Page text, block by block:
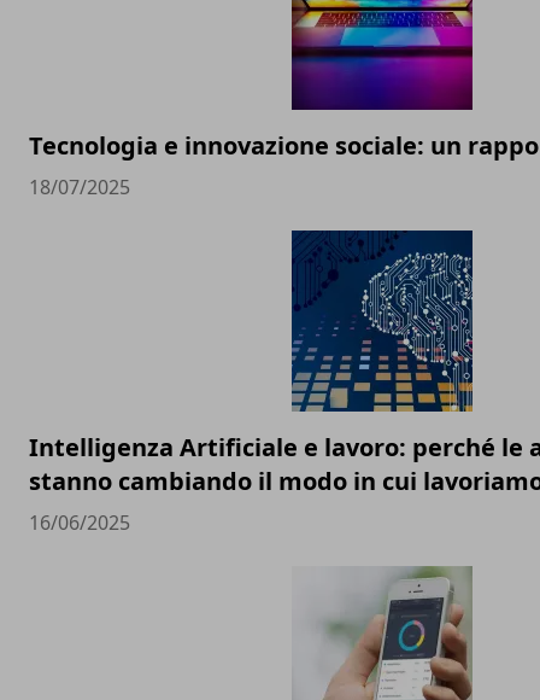
Tecnologia e innovazione sociale: un
18/07/2025
Intelligenza Artificiale e lavoro: perché le
stanno cambiando il modo in cui
16/06/2025